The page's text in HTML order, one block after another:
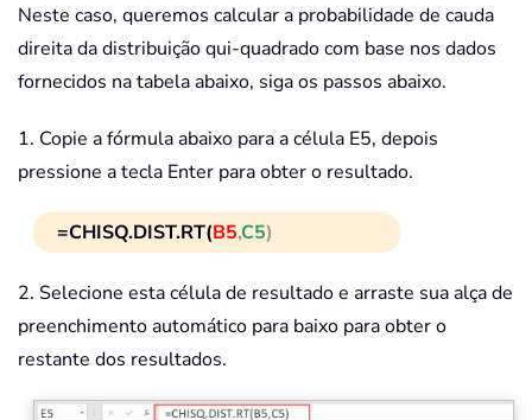
Neste caso, queremos calcular a probabilidade de cauda
direita da distribuição qui-quadrado com base nos dados
fornecidos na tabela abaixo, siga os passos abaixo.
1. Copie a fórmula abaixo para a célula E5, depois
pressione a tecla Enter para obter o resultado.
=CHISQ.DIST.RT(B5,C5)
2. Selecione esta célula de resultado e arraste sua alça de
preenchimento automático para baixo para obter o
restante dos resultados.